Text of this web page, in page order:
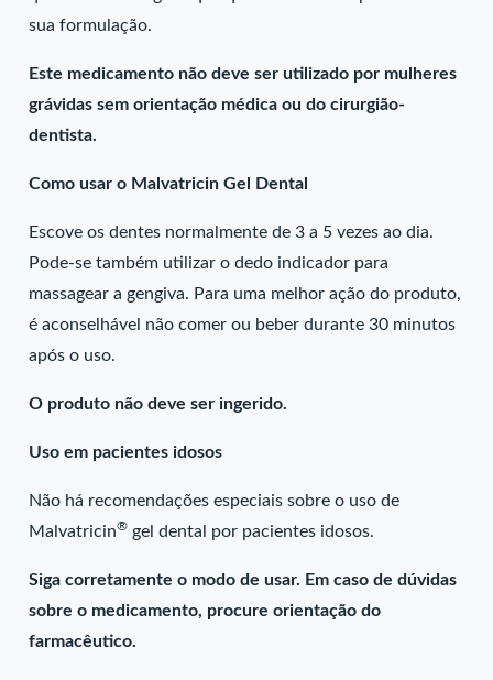
sua formulação.
Este medicamento não deve ser utilizado por mulheres
grávidas sem orientação médica ou do cirurgião-
dentista.
Como usar o Malvatricin Gel Dental
Escove os dentes normalmente de 3 a 5 vezes ao dia.
Pode-se também utilizar o dedo indicador para
massagear a gengiva. Para uma melhor ação do produto,
é aconselhável não comer ou beber durante 30 minutos
após o uso.
O produto não deve ser ingerido.
Uso em pacientes idosos
Não há recomendações especiais sobre o uso de
Malvatricin® gel dental por pacientes idosos.
Siga corretamente o modo de usar. Em caso de dúvidas
sobre o medicamento, procure orientação do
farmacêutico.